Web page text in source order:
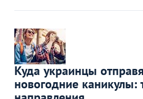
Куда украинцы
новогодние каникулы: